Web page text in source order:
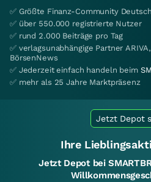
✅ Größte Finanz-Community
✅ über 550.000 registrierte Nutzer
✅ rund 2.000 Beiträge pro Tag
✅ verlagsunabhängige Partner
BörsenNews
✅ Jederzeit einfach handeln beim
✅ mehr als 25 Jahre Marktpräsenz
Jetzt Depot
Ihre
Jetzt Depot bei